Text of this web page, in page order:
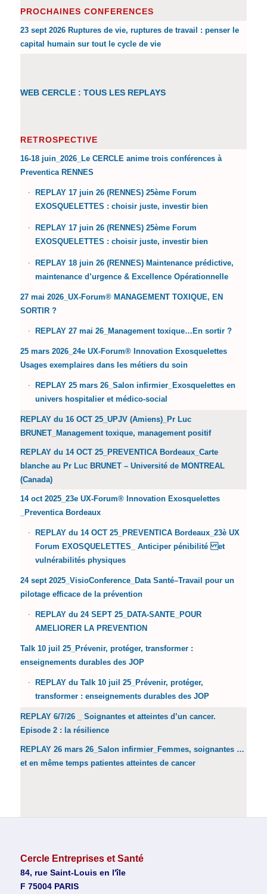
PROCHAINES CONFERENCES
23 sept 2026 Ruptures de vie, ruptures de travail : penser le
capital humain sur tout le cycle de vie
WEB CERCLE : TOUS LES REPLAYS
RETROSPECTIVE
16-18 juin_2026_Le CERCLE anime trois conférences à
Preventica RENNES
REPLAY 17 juin 26 (RENNES) 25ème Forum
EXOSQUELETTES : choisir juste, investir bien
REPLAY 17 juin 26 (RENNES) 25ème Forum
EXOSQUELETTES : choisir juste, investir bien
REPLAY 18 juin 26 (RENNES) Maintenance prédictive,
maintenance d’urgence & Excellence Opérationnelle
27 mai 2026_UX-Forum® MANAGEMENT TOXIQUE, EN
SORTIR ?
REPLAY 27 mai 26_Management toxique…En sortir ?
25 mars 2026_24e UX-Forum® Innovation Exosquelettes
Usages exemplaires dans les métiers du soin
REPLAY 25 mars 26_Salon infirmier_Exosquelettes en
univers hospitalier et médico-social
REPLAY du 16 OCT 25_UPJV (Amiens)_Pr Luc
BRUNET_Management toxique, management positif
REPLAY du 14 OCT 25_PREVENTICA Bordeaux_Carte
blanche au Pr Luc BRUNET – Université de MONTREAL
(Canada)
14 oct 2025_23e UX-Forum® Innovation Exosquelettes
_Preventica Bordeaux
REPLAY du 14 OCT 25_PREVENTICA Bordeaux_23è UX
Forum EXOSQUELETTES_ Anticiper pénibilité et
vulnérabilités physiques
24 sept 2025_VisioConference_Data Santé–Travail pour un
pilotage efficace de la prévention
REPLAY du 24 SEPT 25_DATA-SANTE_POUR
AMELIORER LA PREVENTION
Talk 10 juil 25_Prévenir, protéger, transformer :
enseignements durables des JOP
REPLAY du Talk 10 juil 25_Prévenir, protéger,
transformer : enseignements durables des JOP
REPLAY 6/7/26 _ Soignantes et atteintes d’un cancer.
Episode 2 : la résilience
REPLAY 26 mars 26_Salon infirmier_Femmes, soignantes …
et en même temps patientes atteintes de cancer
Cercle Entreprises et Santé
84, rue Saint-Louis en l'île
F 75004 PARIS